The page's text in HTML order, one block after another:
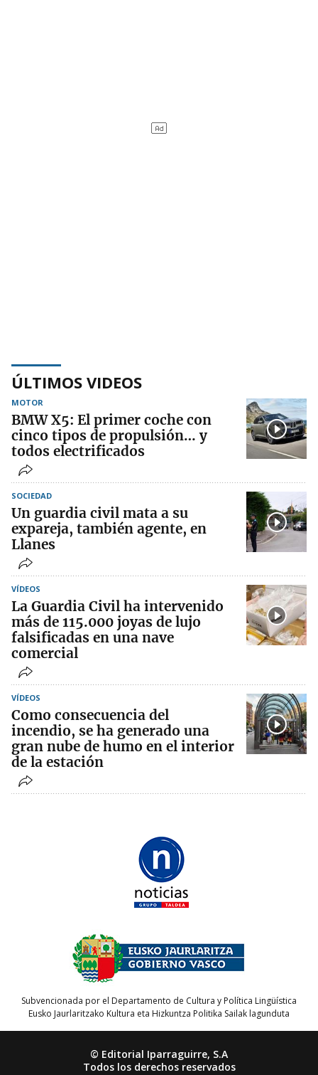
ÚLTIMOS VIDEOS
MOTOR
BMW X5: El primer coche con
cinco tipos de propulsión… y
todos electrificados
SOCIEDAD
Un guardia civil mata a su
expareja, también agente, en
Llanes
VÍDEOS
La Guardia Civil ha intervenido
más de 115.000 joyas de lujo
falsificadas en una nave
comercial
VÍDEOS
Como consecuencia del
incendio, se ha generado una
gran nube de humo en el interior
de la estación
Subvencionada por el Departamento de Cultura y Política Lingüística
Eusko Jaurlaritzako Kultura eta Hizkuntza Politika Sailak lagunduta
© Editorial Iparraguirre, S.A
Todos los derechos reservados